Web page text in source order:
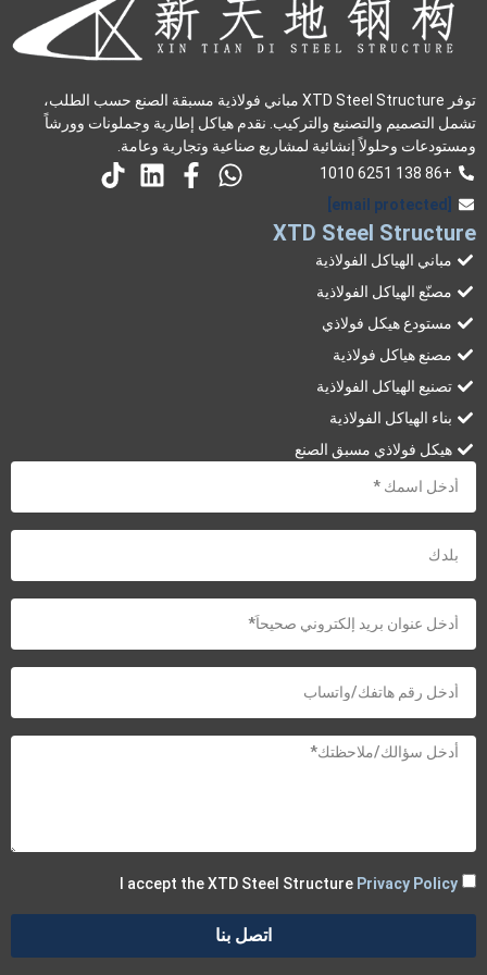
توفر XTD Steel Structure مباني فولاذية مسبقة الصنع حسب الطلب،
تشمل التصميم والتصنيع والتركيب. نقدم هياكل إطارية وجملونات وورشاً
ومستودعات وحلولاً إنشائية لمشاريع صناعية وتجارية وعامة.
+86 138 6251 1010
XTD Steel Structure
مباني الهياكل الفولاذية
مصنّع الهياكل الفولاذية
مستودع هيكل فولاذي
مصنع هياكل فولاذية
تصنيع الهياكل الفولاذية
بناء الهياكل الفولاذية
هيكل فولاذي مسبق الصنع
I accept the XTD Steel Structure Privacy Policy
اتصل بنا